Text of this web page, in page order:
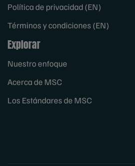
Política de privacidad (EN)
Términos y condiciones (EN)
Explorar
Nuestro enfoque
Acerca de MSC
Los Estándares de MSC